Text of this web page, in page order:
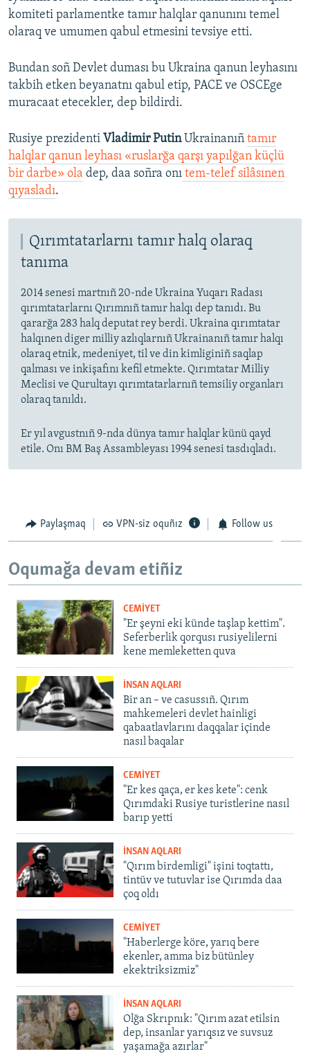
komiteti parlamentke tamır halqlar qanunını temel
olaraq ve umumen qabul etmesini tevsiye etti.
Bundan soñ Devlet duması bu Ukraina qanun leyhasını
takbih etken beyanatnı qabul etip, PACE ve OSCEge
muracaat etecekler, dep bildirdi.
Rusiye prezidenti Vladimir Putin Ukrainanıñ tamır
halqlar qanun leyhası «ruslarğa qarşı yapılğan küçlü
bir darbe» ola dep, daa soñra onı tem-telef silâsınen
qıyasladı.
Qırımtatarlarnı tamır halq olaraq
tanıma
2014 senesi martnıñ 20-nde Ukraina Yuqarı Radası
qırımtatarlarnı Qırımnıñ tamır halqı dep tanıdı. Bu
qararğa 283 halq deputat rey berdi. Ukraina qırımtatar
halqınen diger milliy azlıqlarnıñ Ukrainanıñ tamır halqı
olaraq etnik, medeniyet, til ve din kimliginiñ saqlap
qalması ve inkişafını kefil etmekte. Qırımtatar Milliy
Meclisi ve Qurultayı qırımtatarlarnıñ temsiliy organları
olaraq tanıldı.
Er yıl avgustnıñ 9-nda dünya tamır halqlar künü qayd
etile. Onı BM Baş Assambleyası 1994 senesi tasdıqladı.
Paylaşmaq VPN-siz oquñız Follow us
Oqumağa devam etiñiz
CEMİYET
"Er şeyni eki künde taşlap kettim".
Seferberlik qorqusı rusiyelilerni
kene memleketten quva
İNSAN AQLARI
Bir an – ve casussıñ. Qırım
mahkemeleri devlet hainligi
qabaatlavlarını daqqalar içinde
nasıl baqalar
CEMİYET
"Er kes qaça, er kes kete": cenk
Qırımdaki Rusiye turistlerine nasıl
barıp yetti
İNSAN AQLARI
"Qırım birdemligi" işini toqtattı,
tintüv ve tutuvlar ise Qırımda daa
çoq oldı
CEMİYET
"Haberlerge köre, yarıq bere
ekenler, amma biz bütünley
ekektriksizmiz"
İNSAN AQLARI
Olğa Skrıpnık: "Qırım azat etilsin
dep, insanlar yarıqsız ve suvsuz
yaşamağa azırlar"